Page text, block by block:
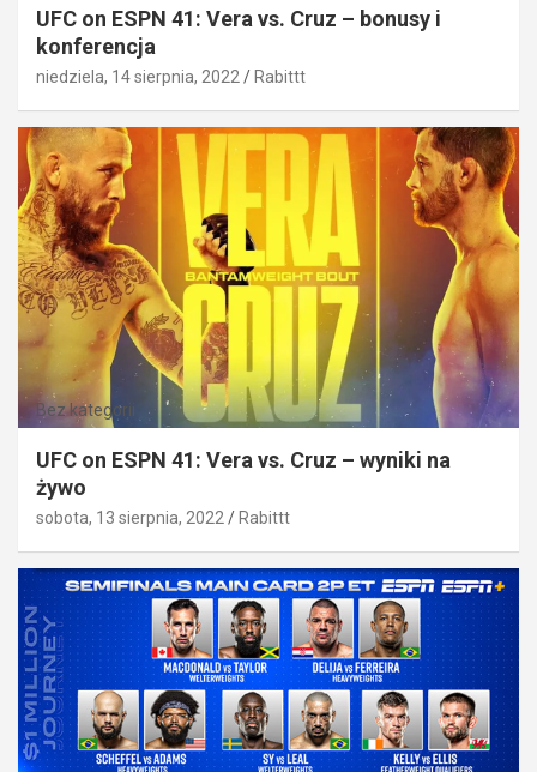
UFC on ESPN 41: Vera vs. Cruz – bonusy i
konferencja
niedziela, 14 sierpnia, 2022 Rabittt
Bez kategorii
UFC on ESPN 41: Vera vs. Cruz – wyniki na
żywo
sobota, 13 sierpnia, 2022 Rabittt